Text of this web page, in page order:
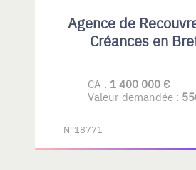
Agence de
Créances en
CA : 1 400 000 €
Valeur demandée :
N°18771